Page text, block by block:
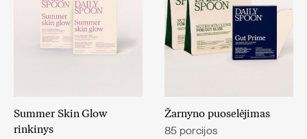
Summer Skin Glow
rinkinys
Žarnyno puoselėjimas
85 porcijos